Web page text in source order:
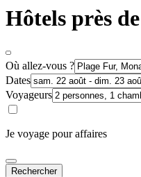
Hôtels près
Où allez-vous ?
Dates
Voyageurs
Je voyage pour affaires
Rechercher